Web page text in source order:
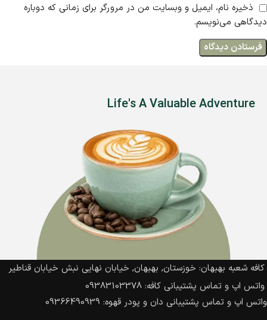
ذخیره نام، ایمیل و وبسایت من در مرورگر برای زمانی که دوباره
دیدگاهی می‌نویسم.
Life's A Valuable Adventure
کافه شعبه بهبهان: خوزستان, بهبهان, خیابان نهایی نبش خیابان قناطیر
واتس اپ و تماس پشتیبانی کافه: 09383103378
واتس اپ و تماس پشتیبانی دان و پودر قهوه: 09366490939